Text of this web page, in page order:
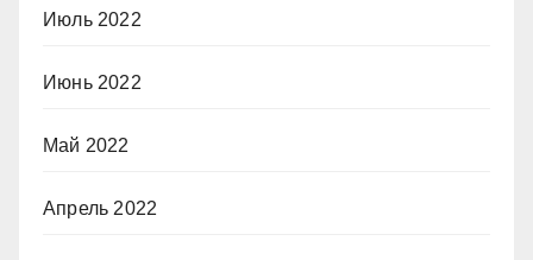
Июль 2022
Июнь 2022
Май 2022
Апрель 2022